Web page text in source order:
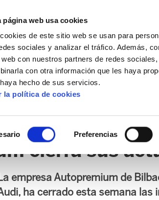
página web usa cookies
de este sitio web se usan para
sociales y analizar el tráfico. Además,
con nuestros partners de redes
con otra información que les haya
hecho de sus servicios.
la política de cookies
Preferencias
cierra sus
empresa Autopremium de
ha cerrado esta semana las